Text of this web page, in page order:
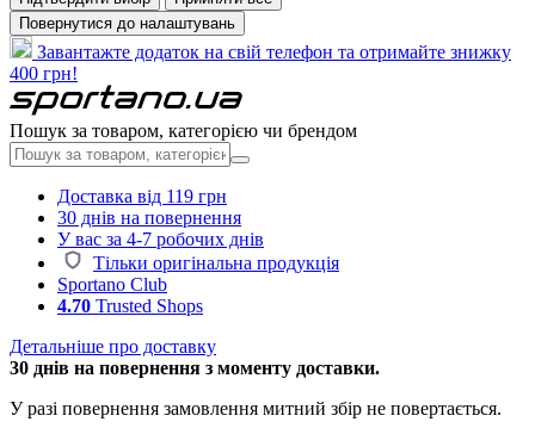
Повернутися до налаштувань
Завантажте додаток на свій телефон та отримайте знижку
400 грн!
Пошук за товаром, категорією чи брендом
Доставка від 119 грн
30 днів на повернення
У вас за 4-7 робочих днів
Тільки оригінальна продукція
Sportano Club
4.70 Trusted Shops
Детальніше про доставку
30 днів на повернення з моменту доставки.
У разі повернення замовлення митний збір не повертається.